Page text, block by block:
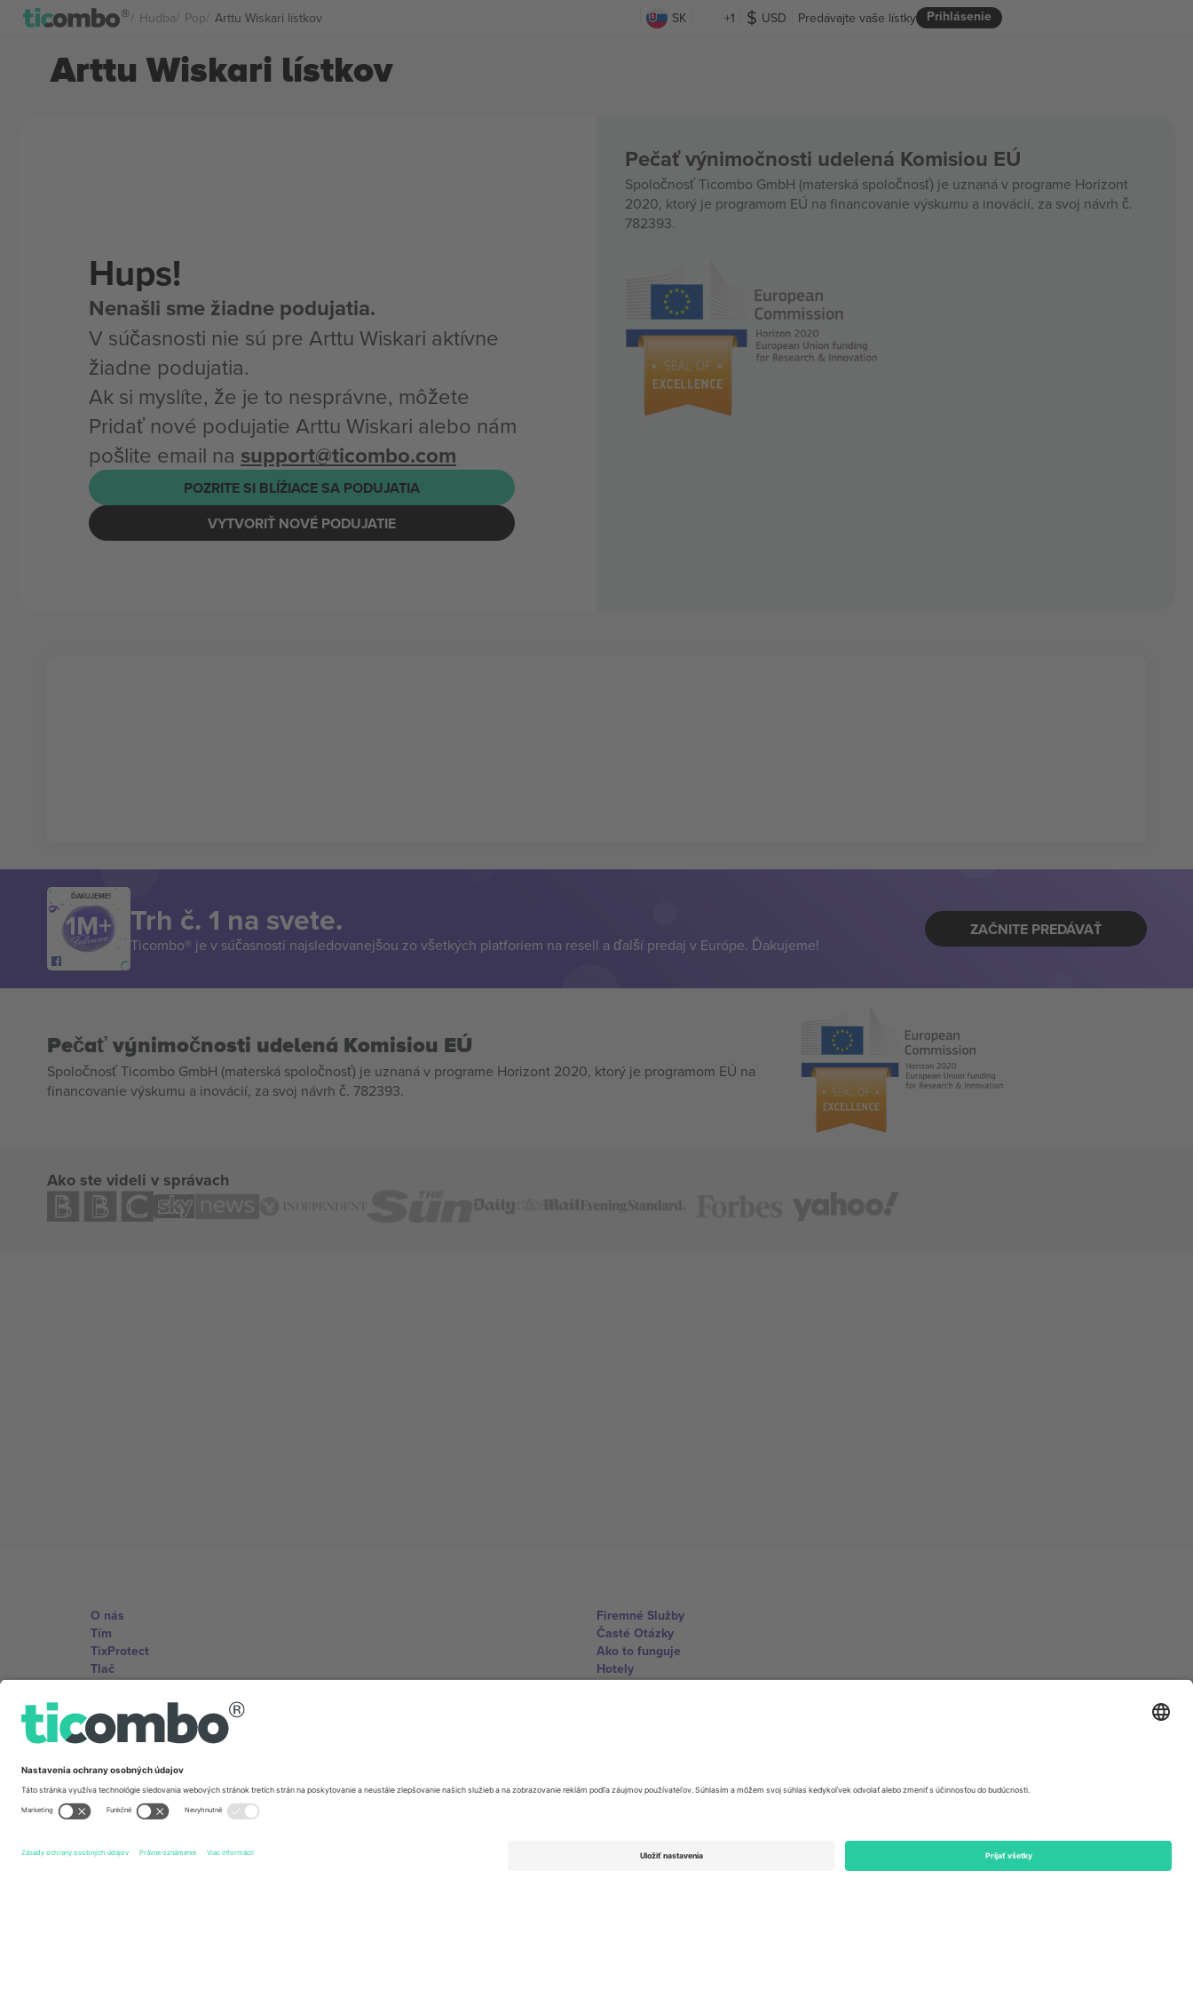
Hudba Pop Arttu Wiskari lístkov SK +1 USD Prihlásenie
Predávajte vaše lístky
Arttu Wiskari lístkov
Hups!
Nenašli sme žiadne podujatia.
V súčasnosti nie sú pre Arttu Wiskari aktívne
žiadne podujatia.
Ak si myslíte, že je to nesprávne, môžete
Pridať nové podujatie Arttu Wiskari alebo nám
pošlite email na support@ticombo.com
POZRITE SI BLÍŽIACE SA PODUJATIA
VYTVORIŤ NOVÉ PODUJATIE
Pečať výnimočnosti udelená Komisiou EÚ
Spoločnosť Ticombo GmbH (materská spoločnosť) je uznaná v programe Horizont
2020, ktorý je programom EÚ na financovanie výskumu a inovácií, za svoj návrh č.
782393.
ĎAKUJEME!
Trh č. 1 na svete.
Ticombo® je v súčasnosti najsledovanejšou zo všetkých platforiem na resell a ďalší predaj v Európe. Ďakujeme!
ZAČNITE PREDÁVAŤ
Pečať výnimočnosti udelená Komisiou EÚ
Spoločnosť Ticombo GmbH (materská spoločnosť) je uznaná v programe Horizont 2020, ktorý je programom EÚ na
financovanie výskumu a inovácií, za svoj návrh č. 782393.
Ako ste videli v správach
O nás
Tím
TixProtect
Tlač
Zmluvné podmienky
Partnerský program
Firemné Služby
Časté Otázky
Ako to funguje
Hotely
Centrum Majstrovstiev sveta